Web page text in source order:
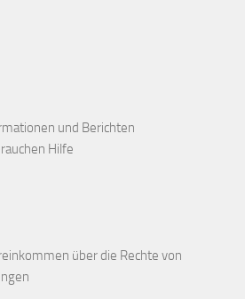
und Berichten
Hilfe
über die Rechte von